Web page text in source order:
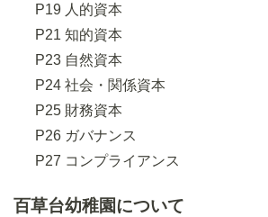
P19 人的資本
P21 知的資本
P23 自然資本
P24 社会・関係資本
P25 財務資本
P26 ガバナンス
P27 コンプライアンス
百草台幼稚園について